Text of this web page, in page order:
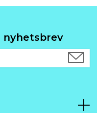
nyhetsbrev